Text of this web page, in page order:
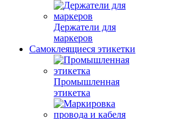
Держатели для
маркеров
Самоклеящиеся этикетки
Промышленная
этикетка